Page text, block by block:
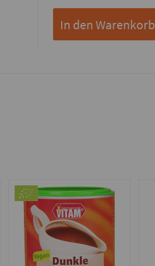
In den Warenkorb